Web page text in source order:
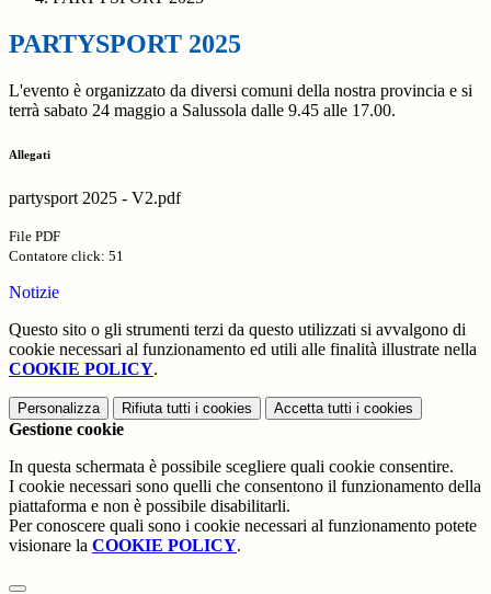
PARTYSPORT 2025
L'evento è organizzato da diversi comuni della nostra provincia e si
terrà sabato 24 maggio a Salussola dalle 9.45 alle 17.00.
Allegati
partysport 2025 - V2.pdf
File PDF
Contatore click: 51
Notizie
Questo sito o gli strumenti terzi da questo utilizzati si avvalgono di
cookie necessari al funzionamento ed utili alle finalità illustrate nella
COOKIE POLICY.
Personalizza Rifiuta tutti i cookies Accetta tutti i cookies
Gestione cookie
In questa schermata è possibile scegliere quali cookie consentire.
I cookie necessari sono quelli che consentono il funzionamento della
piattaforma e non è possibile disabilitarli.
Per conoscere quali sono i cookie necessari al funzionamento potete
visionare la COOKIE POLICY.